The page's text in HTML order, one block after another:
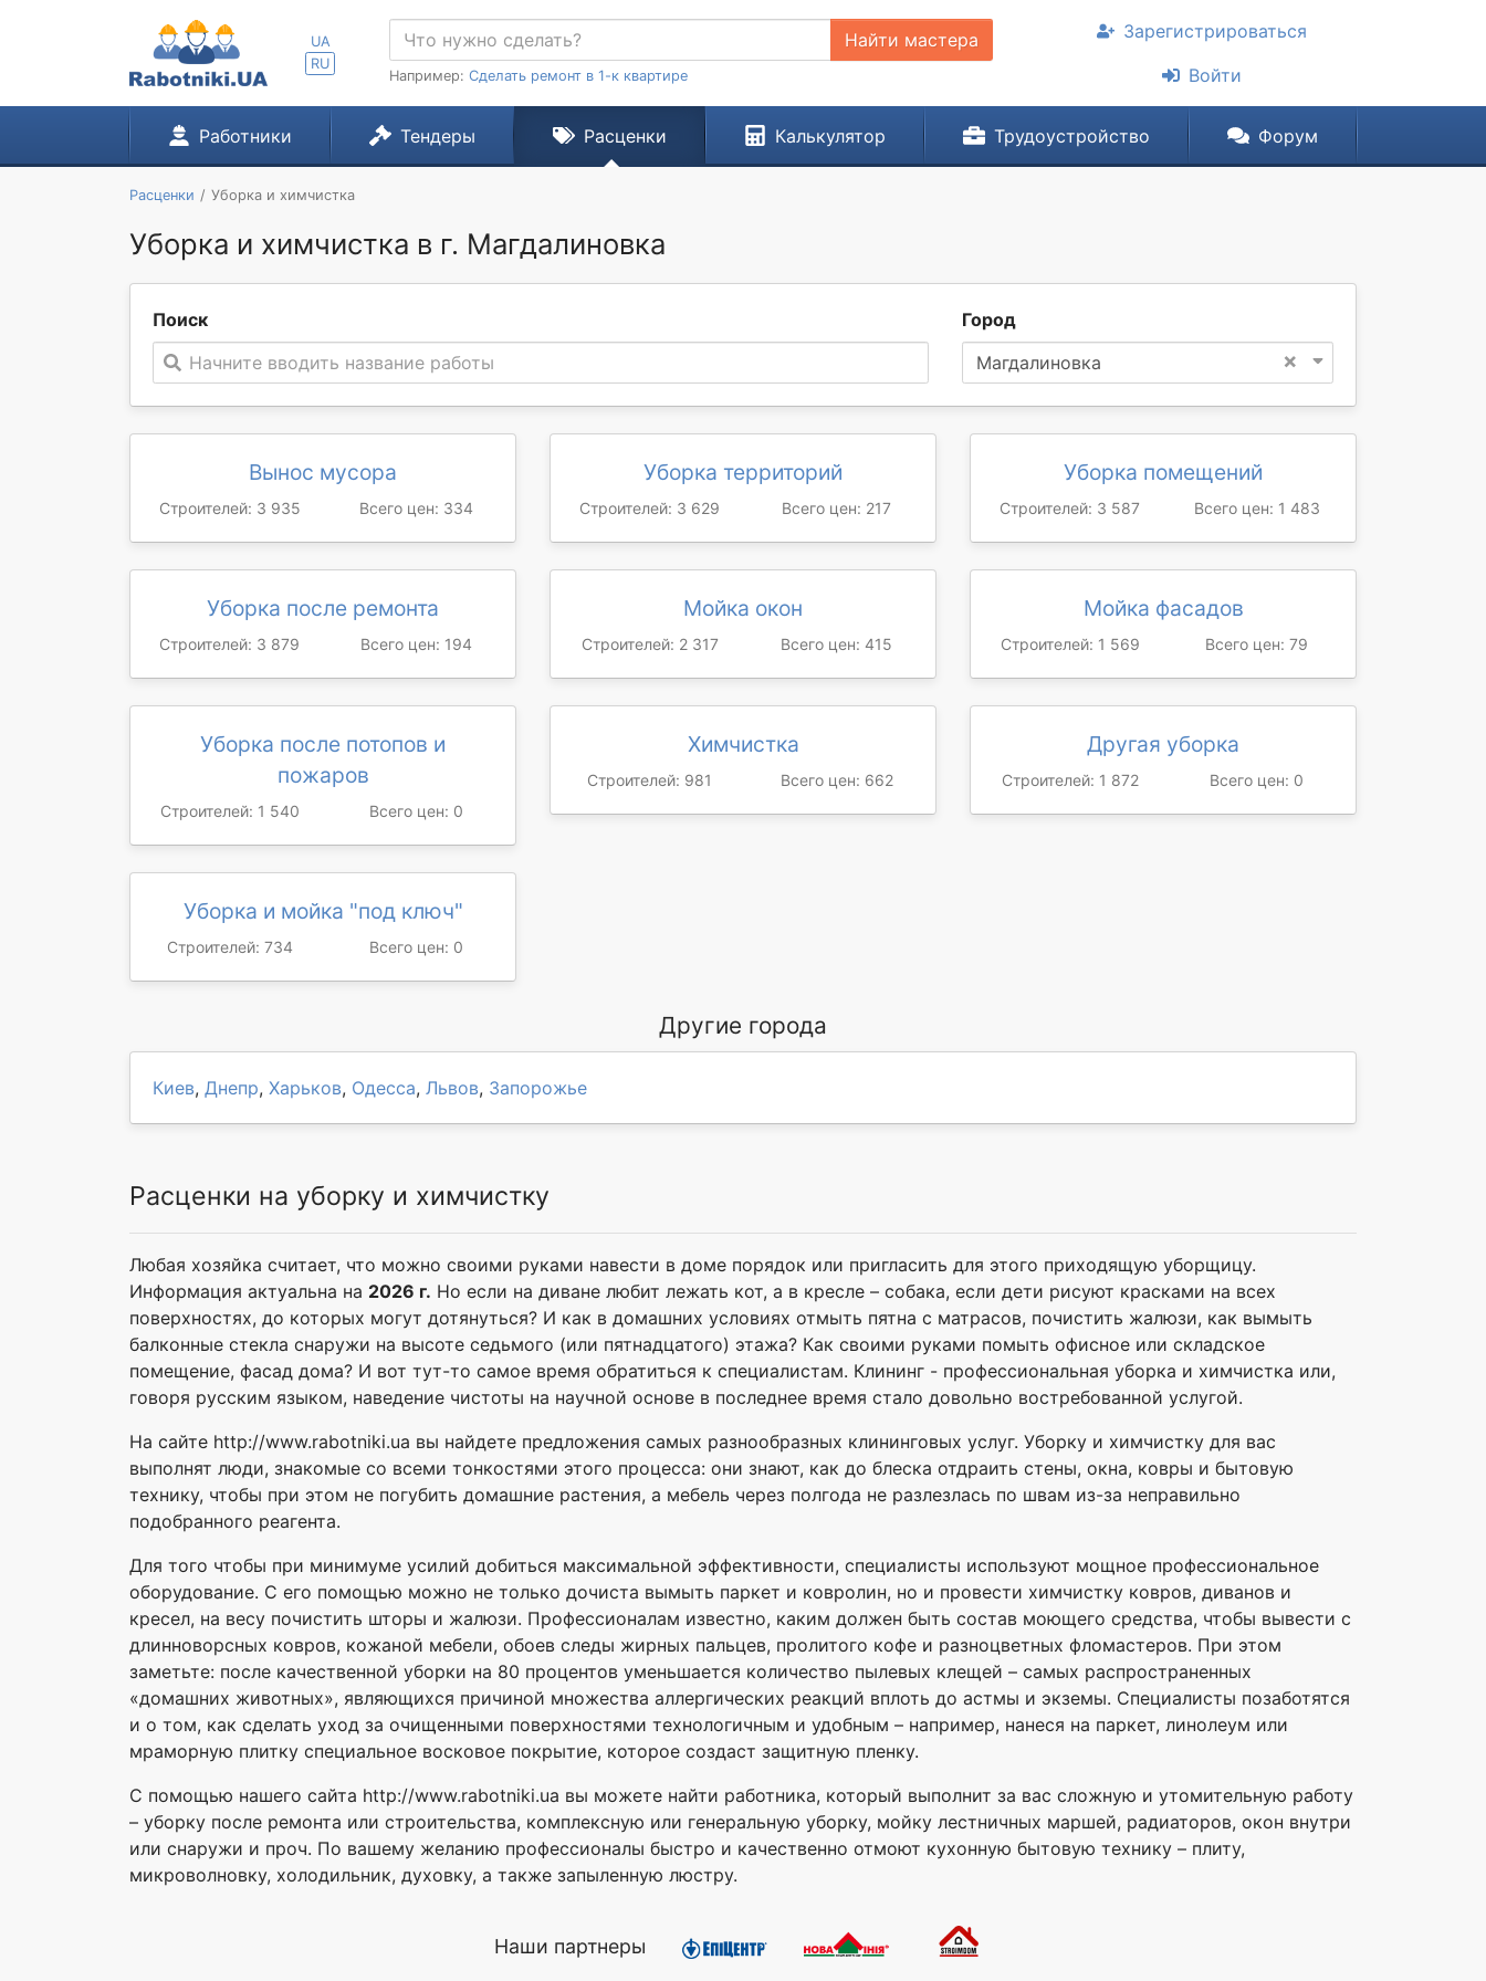
UA
RU
Найти мастера
Например: Сделать ремонт в 1-к квартире
Зарегистрироваться
Войти
Работники Тендеры Расценки Калькулятор Трудоустройство Форум
Расценки Уборка и химчистка
Уборка и химчистка в г. Магдалиновка
Поиск
Начните вводить название работы
Город
×
Магдалиновка
Вынос мусора
Строителей: 3 935 Всего цен: 334
Уборка территорий
Строителей: 3 629 Всего цен: 217
Уборка помещений
Строителей: 3 587 Всего цен: 1 483
Уборка после ремонта
Строителей: 3 879 Всего цен: 194
Мойка окон
Строителей: 2 317 Всего цен: 415
Мойка фасадов
Строителей: 1 569 Всего цен: 79
Уборка после потопов и
пожаров
Строителей: 1 540 Всего цен: 0
Химчистка
Строителей: 981 Всего цен: 662
Другая уборка
Строителей: 1 872 Всего цен: 0
Уборка и мойка "под ключ"
Строителей: 734 Всего цен: 0
Другие города
Киев, Днепр, Харьков, Одесса, Львов, Запорожье
Расценки на уборку и химчистку
Любая хозяйка считает, что можно своими руками навести в доме порядок или пригласить для этого приходящую уборщицу.
Информация актуальна на 2026 г. Но если на диване любит лежать кот, а в кресле – собака, если дети рисуют красками на всех
поверхностях, до которых могут дотянуться? И как в домашних условиях отмыть пятна с матрасов, почистить жалюзи, как вымыть
балконные стекла снаружи на высоте седьмого (или пятнадцатого) этажа? Как своими руками помыть офисное или складское
помещение, фасад дома? И вот тут-то самое время обратиться к специалистам. Клининг - профессиональная уборка и химчистка или,
говоря русским языком, наведение чистоты на научной основе в последнее время стало довольно востребованной услугой.
На сайте http://www.rabotniki.ua вы найдете предложения самых разнообразных клининговых услуг. Уборку и химчистку для вас
выполнят люди, знакомые со всеми тонкостями этого процесса: они знают, как до блеска отдраить стены, окна, ковры и бытовую
технику, чтобы при этом не погубить домашние растения, а мебель через полгода не разлезлась по швам из-за неправильно
подобранного реагента.
Для того чтобы при минимуме усилий добиться максимальной эффективности, специалисты используют мощное профессиональное
оборудование. С его помощью можно не только дочиста вымыть паркет и ковролин, но и провести химчистку ковров, диванов и
кресел, на весу почистить шторы и жалюзи. Профессионалам известно, каким должен быть состав моющего средства, чтобы вывести с
длинноворсных ковров, кожаной мебели, обоев следы жирных пальцев, пролитого кофе и разноцветных фломастеров. При этом
заметьте: после качественной уборки на 80 процентов уменьшается количество пылевых клещей – самых распространенных
«домашних животных», являющихся причиной множества аллергических реакций вплоть до астмы и экземы. Специалисты позаботятся
и о том, как сделать уход за очищенными поверхностями технологичным и удобным – например, нанеся на паркет, линолеум или
мраморную плитку специальное восковое покрытие, которое создаст защитную пленку.
С помощью нашего сайта http://www.rabotniki.ua вы можете найти работника, который выполнит за вас сложную и утомительную работу
– уборку после ремонта или строительства, комплексную или генеральную уборку, мойку лестничных маршей, радиаторов, окон внутри
или снаружи и проч. По вашему желанию профессионалы быстро и качественно отмоют кухонную бытовую технику – плиту,
микроволновку, холодильник, духовку, а также запыленную люстру.
Наши партнеры